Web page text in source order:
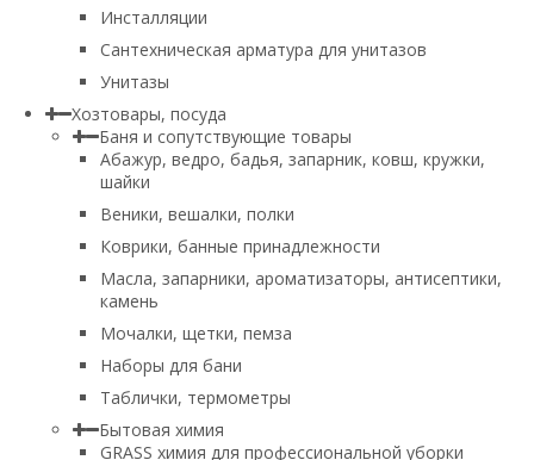
Инсталляции
Сантехническая арматура для унитазов
Унитазы
Хозтовары, посуда
Баня и сопутствующие товары
Абажур, ведро, бадья, запарник, ковш, кружки,
шайки
Веники, вешалки, полки
Коврики, банные принадлежности
Масла, запарники, ароматизаторы, антисептики,
камень
Мочалки, щетки, пемза
Наборы для бани
Таблички, термометры
Бытовая химия
GRASS химия для профессиональной уборки